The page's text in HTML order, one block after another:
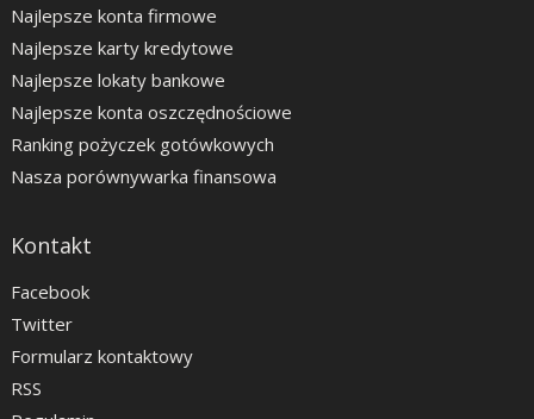
Najlepsze konta firmowe
Najlepsze karty kredytowe
Najlepsze lokaty bankowe
Najlepsze konta oszczędnościowe
Ranking pożyczek gotówkowych
Nasza porównywarka finansowa
Kontakt
Facebook
Twitter
Formularz kontaktowy
RSS